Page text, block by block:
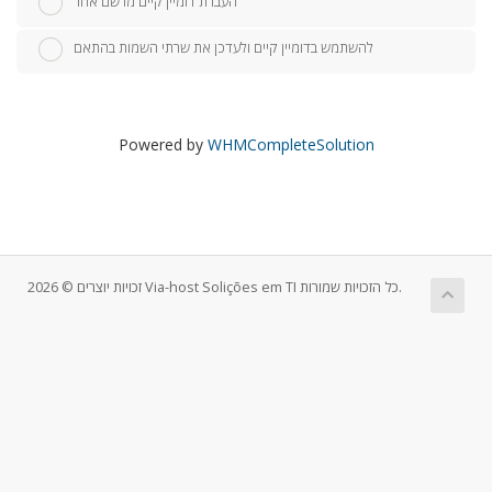
להשתמש בדומיין קיים ולעדכן את שרתי השמות בהתאם
Powered by WHMCompleteSolution
זכויות יוצרים © 2026 Via-host Solições em TI כל הזכויות שמורות.